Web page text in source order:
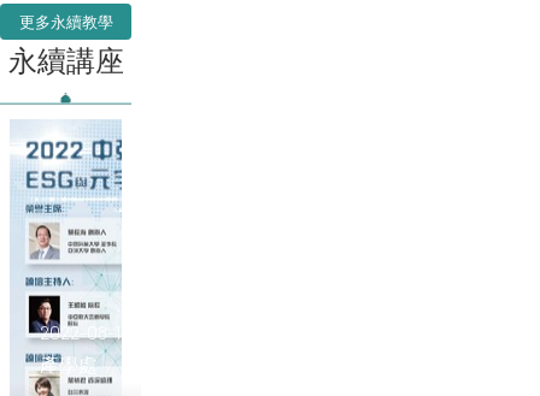
更多永續教學
永續講座
2022-08-11
產學處